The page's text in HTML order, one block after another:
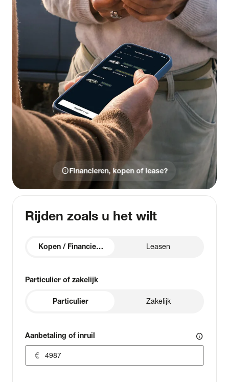
infoFinancieren, kopen of lease?
Rijden zoals u het wilt
Kopen / Financieren Leasen
Particulier of zakelijk
Particulier Zakelijk
Aanbetaling of inruil info